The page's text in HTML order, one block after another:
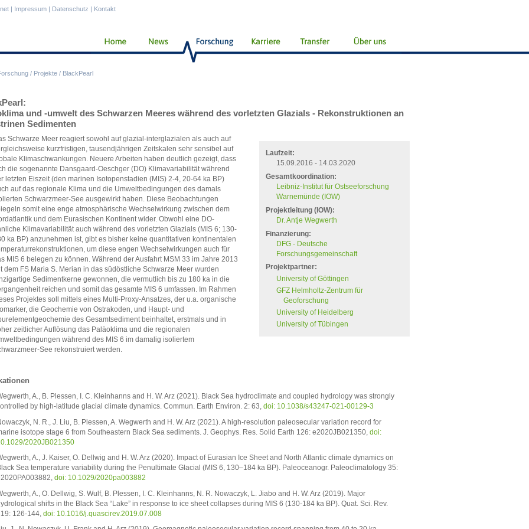
/ Projekte / BlackPearl
| Impressum | Datenschutz | Kontakt
und -umwelt des Schwarzen Meeres während des vorletzten Glazials - Rekonstruktionen an
Sedimenten
Laufzeit:
15.09.2016 - 14.03.2020
Gesamtkoordination:
Leibniz-Institut für Ostseeforschung
Warnemünde (IOW)
Projektleitung (IOW):
Dr. Antje Wegwerth
Finanzierung:
DFG - Deutsche
Forschungsgemeinschaft
Projektpartner:
University of Göttingen
GFZ Helmholtz-Zentrum für
Geoforschung
University of Heidelberg
University of Tübingen
Schwarze Meer reagiert sowohl auf glazial-interglazialen als auch auf
kurzfristigen, tausendjährigen Zeitskalen sehr sensibel auf
Klimaschwankungen. Neuere Arbeiten haben deutlich gezeigt, dass
die sogenannte Dansgaard-Oeschger (DO) Klimavariabilität während
letzten Eiszeit (den marinen Isotopenstadien (MIS) 2-4, 20-64 ka BP)
auf das regionale Klima und die Umweltbedingungen des damals
Schwarzmeer-See ausgewirkt haben. Diese Beobachtungen
somit eine enge atmosphärische Wechselwirkung zwischen dem
und dem Eurasischen Kontinent wider. Obwohl eine DO-
Klimavariabilität auch während des vorletzten Glazials (MIS 6; 130-
ka BP) anzunehmen ist, gibt es bisher keine quantitativen kontinentalen
um diese engen Wechselwirkungen auch für
MIS 6 belegen zu können. Während der Ausfahrt MSM 33 im Jahre 2013
dem FS Maria S. Merian in das südöstliche Schwarze Meer wurden
Sedimentkerne gewonnen, die vermutlich bis zu 180 ka in die
reichen und somit das gesamte MIS 6 umfassen. Im Rahmen
Projektes soll mittels eines Multi-Proxy-Ansatzes, der u.a. organische
die Geochemie von Ostrakoden, und Haupt- und
des Gesamtsediment beinhaltet, erstmals und in
zeitlicher Auflösung das Paläoklima und die regionalen
während des MIS 6 im damalig isoliertem
See rekonstruiert werden.
A., B. Plessen, I. C. Kleinhanns and H. W. Arz (2021). Black Sea hydroclimate and coupled hydrology was strongly
by high-latitude glacial climate dynamics. Commun. Earth Environ. 2: 63, doi: 10.1038/s43247-021-00129-3
N. R., J. Liu, B. Plessen, A. Wegwerth and H. W. Arz (2021). A high-resolution paleosecular variation record for
isotope stage 6 from Southeastern Black Sea sediments. J. Geophys. Res. Solid Earth 126: e2020JB021350, doi:
2020JB021350
A., J. Kaiser, O. Dellwig and H. W. Arz (2020). Impact of Eurasian Ice Sheet and North Atlantic climate dynamics on
Sea temperature variability during the Penultimate Glacial (MIS 6, 130–184 ka BP). Paleoceanogr. Paleoclimatology 35:
doi: 10.1029/2020pa003882
A., O. Dellwig, S. Wulf, B. Plessen, I. C. Kleinhanns, N. R. Nowaczyk, L. Jiabo and H. W. Arz (2019). Major
shifts in the Black Sea “Lake” in response to ice sheet collapses during MIS 6 (130-184 ka BP). Quat. Sci. Rev.
126-144, doi: 10.1016/j.quascirev.2019.07.008